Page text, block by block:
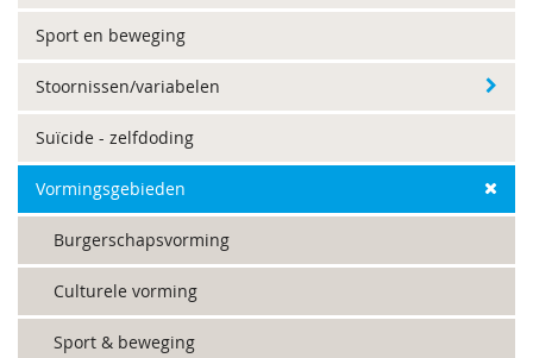
Sport en beweging
Stoornissen/variabelen
Suïcide - zelfdoding
Vormingsgebieden
Burgerschapsvorming
Culturele vorming
Sport & beweging